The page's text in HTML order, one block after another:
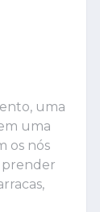
uma
uma
os nós
prender